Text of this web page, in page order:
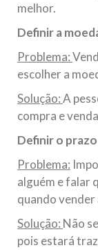
melhor.
Definir a
Problema:
escolher a
Solução:A
compra e
Definir o prazo
Problema:
alguém e falar
quando
Solução: Não
pois estará